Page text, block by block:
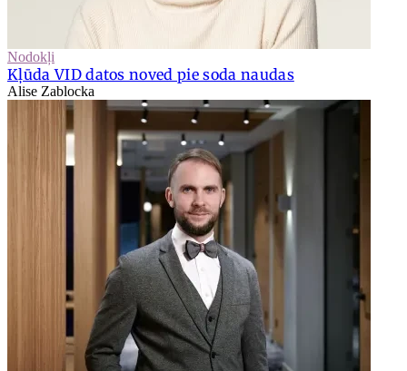
Nodokļi
Kļūda VID datos noved pie soda naudas
Alise Zablocka